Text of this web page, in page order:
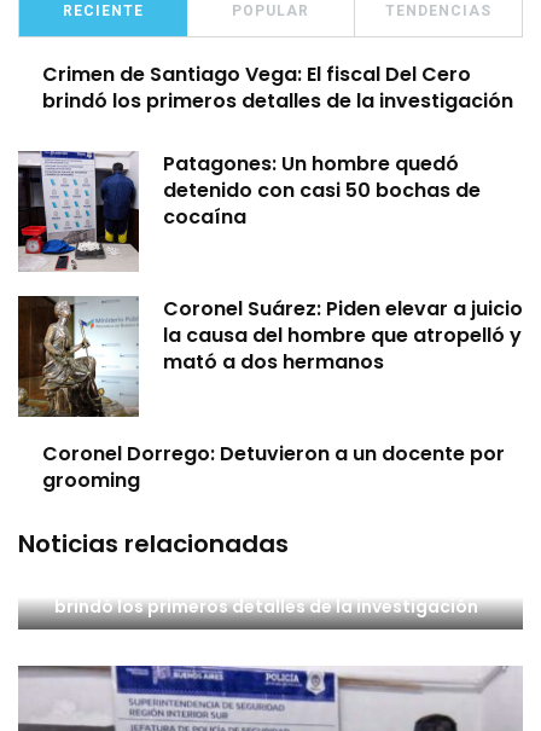
RECIENTE POPULAR TENDENCIAS
Crimen de Santiago Vega: El fiscal Del Cero
brindó los primeros detalles de la investigación
Patagones: Un hombre quedó
detenido con casi 50 bochas de
cocaína
Coronel Suárez: Piden elevar a juicio
la causa del hombre que atropelló y
mató a dos hermanos
Coronel Dorrego: Detuvieron a un docente por
grooming
Noticias relacionadas
brindó los primeros detalles de la investigación